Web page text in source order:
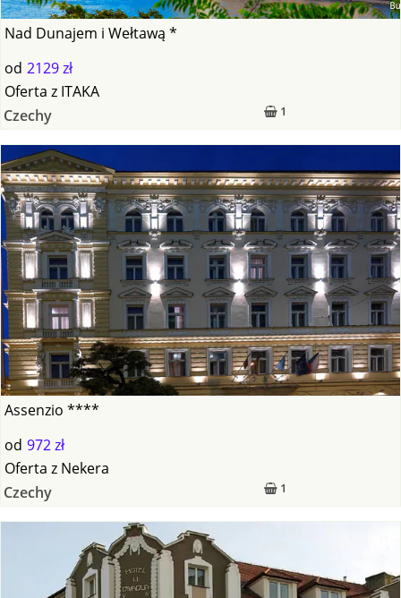
Nad Dunajem i Wełtawą *
od 2129 zł
1
Oferta z ITAKA
Czechy
Assenzio ****
od 972 zł
1
Oferta z Nekera
Czechy